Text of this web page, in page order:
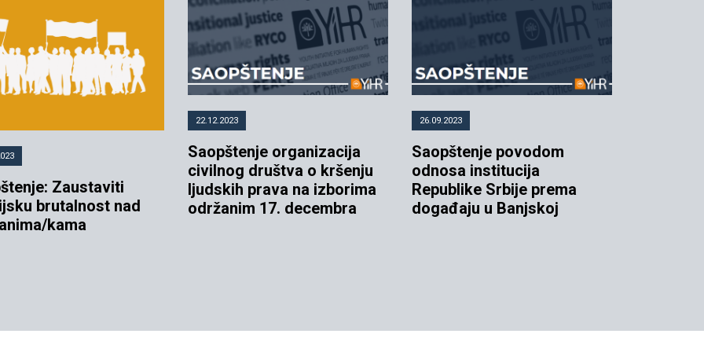
Zaustaviti
brutalnost nad
kama
22.12.2023
Saopštenje organizacija
civilnog društva o kršenju
ljudskih prava na izborima
održanim 17. decembra
26.09.2023
Saopštenje povodom
odnosa institucija
Republike Srbije prema
događaju u Banjskoj